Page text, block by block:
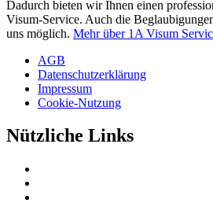
Dadurch bieten wir Ihnen einen
Visum-Service. Auch die
uns möglich. Mehr über 1A Visum
AGB
Datenschutzerklärung
Impressum
Cookie-Nutzung
Nützliche Links